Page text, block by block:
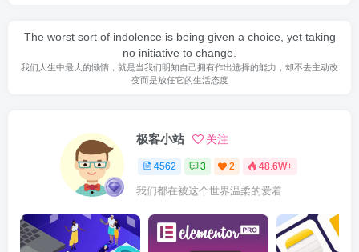
The worst sort of indolence is being given a choice, yet taking
no initiative to change.
我们人生中最大的懒惰，就是当我们明知自己拥有作出选择的能力，却不去主动改
变而是放任它的生活态度
极客小站 关注
4562 3 2 48.6W+
我们都在被这个世界温柔的爱着